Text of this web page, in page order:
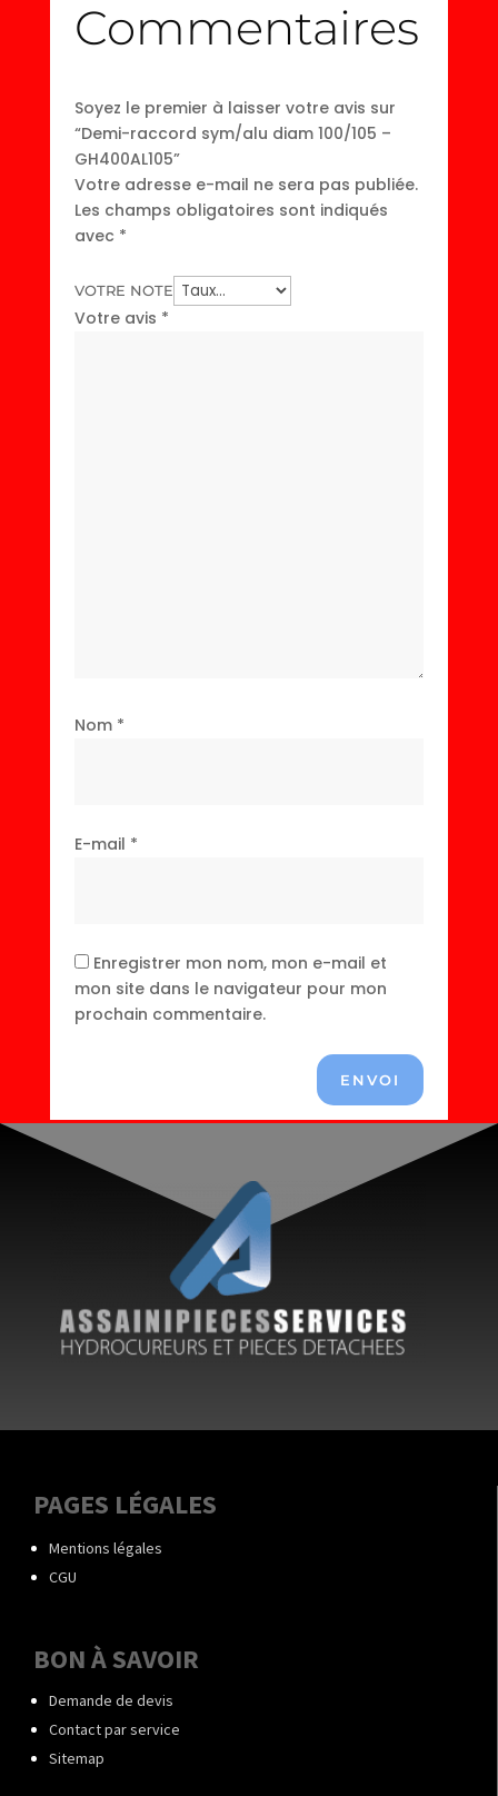
Commentaires
Soyez le premier à laisser votre avis sur
“Demi-raccord sym/alu diam 100/105 –
GH400AL105”
Votre adresse e-mail ne sera pas publiée.
Les champs obligatoires sont indiqués
avec *
VOTRE NOTE
Votre avis *
Nom *
E-mail *
Enregistrer mon nom, mon e-mail et
mon site dans le navigateur pour mon
prochain commentaire.
ENVOI
PAGES LÉGALES
Mentions légales
CGU
BON À SAVOIR
Demande de devis
Contact par service
Sitemap